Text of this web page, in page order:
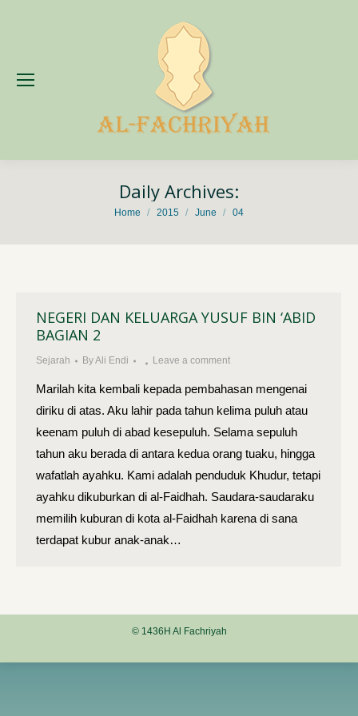
Daily Archives:
You are here:
Home 2015 June 04
NEGERI DAN KELUARGA YUSUF BIN ‘ABID
BAGIAN 2
Sejarah ByAli Endi Leave a comment
Marilah kita kembali kepada pembahasan me­ngenai
diriku di atas. Aku lahir pada tahun kelima puluh atau
keenam puluh di abad kesepuluh. Selama sepuluh
tahun aku berada di antara kedua orang tuaku, hingga
wafatlah ayahku. Kami adalah penduduk Khudur, tetapi
ayahku dikuburkan di al-Faidhah. Saudara-saudaraku
memilih kuburan di kota al-Faidhah karena di sana
terdapat kubur anak-anak…
© 1436H Al Fachriyah